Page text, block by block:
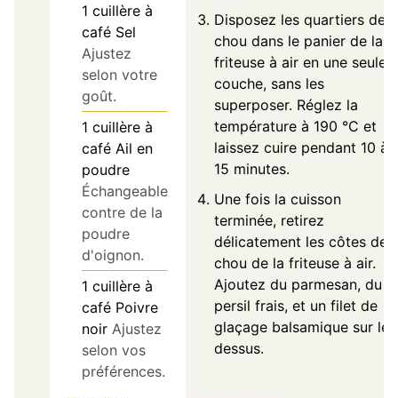
1 cuillère à
café Sel
Ajustez
selon votre
goût.
1 cuillère à
café Ail en
poudre
Échangeable
contre de la
poudre
d'oignon.
1 cuillère à
café Poivre
noir Ajustez
selon vos
préférences.
Disposez les quartiers de
chou dans le panier de la
friteuse à air en une seule
couche, sans les
superposer. Réglez la
température à 190 °C et
laissez cuire pendant 10 à
15 minutes.
Une fois la cuisson
terminée, retirez
délicatement les côtes de
chou de la friteuse à air.
Ajoutez du parmesan, du
persil frais, et un filet de
glaçage balsamique sur le
dessus.